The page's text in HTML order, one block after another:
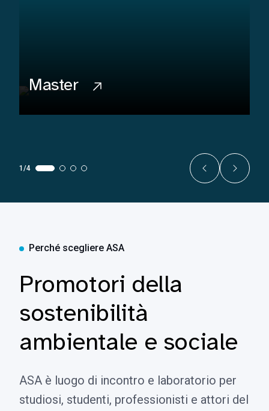
Master
1/4
Perché scegliere ASA
Promotori della
sostenibilità
ambientale e sociale
ASA è luogo di incontro e laboratorio per
studiosi, studenti, professionisti e attori del